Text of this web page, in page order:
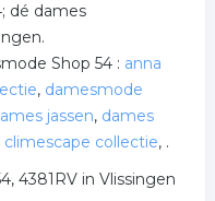
dé dames
Shop 54 : anna
, damesmode
jassen, dames
climescape collectie, .
4381RV in Vlissingen